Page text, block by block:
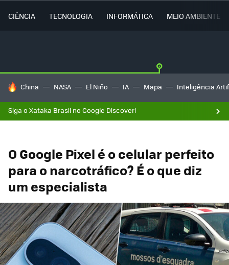
CIÊNCIA TECNOLOGIA INFORMÁTICA MEIO AMBIENTE
TENDÊNCIAS DO DIA
China NASA El Niño IA Mapa Inteligência
Siga o Xataka Brasil no Google Discover!
O Google Pixel é o celular perfeito
para o narcotráfico? É o que diz
um especialista